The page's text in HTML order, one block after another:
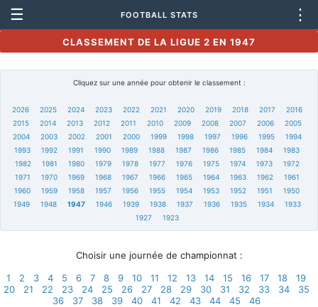
☰ FOOTBALL STATS ⋮
CLASSEMENT DE LA LIGUE 2 EN 1947
Cliquez sur une année pour obtenir le classement :
2026 2025 2024 2023 2022 2021 2020 2019 2018 2017
2016
2015
2014 2013 2012 2011 2010 2009 2008 2007 2006
2005
2004
2003 2002 2001 2000 1999 1998 1997 1996 1995
1994
1993
1992 1991 1990 1989 1988 1987 1986 1985 1984
1983
1982
1981 1980 1979 1978 1977 1976 1975 1974 1973
1972
1971
1970 1969 1968 1967 1966 1965 1964 1963 1962
1961
1960
1959 1958 1957 1956 1955 1954 1953 1952 1951
1950
1949
1948 1947 1946 1939 1938 1937 1936 1935 1934
1933
1927
1923
Choisir une journée de championnat :
1
2 3 4 5 6 7 8 9 10 11 12 13 14 15 16 17 18
19
20
21 22 23 24 25 26 27 28 29 30 31 32 33 34
35
36
37 38 39 40 41 42 43 44 45
46